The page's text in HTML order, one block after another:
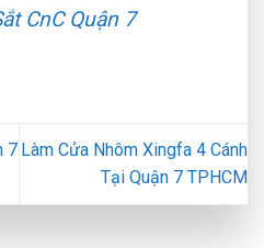
CnC Quận 7
7 Làm Cửa Nhôm Xingfa 4 Cánh
Tại Quận 7 TPHCM